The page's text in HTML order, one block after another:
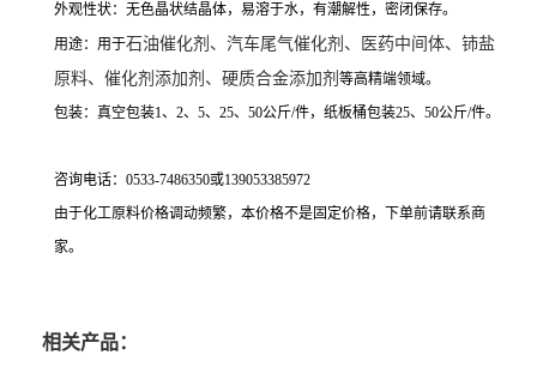
外观性状：无色晶状结晶体，易溶于水，有潮解性，密闭保存。
用途：用于石油催化剂、汽车尾气催化剂、医药中间体、铈盐
原料、催化剂添加剂、硬质合金添加剂等高精端领域。
包装：真空包装1、2、5、25、50公斤/件，纸板桶包装25、50公斤/件。
咨询电话： 0533-7486350或139053385972
由于化工原料价格调动频繁，本价格不是固定价格，下单前请联系商
家。
相关产品：